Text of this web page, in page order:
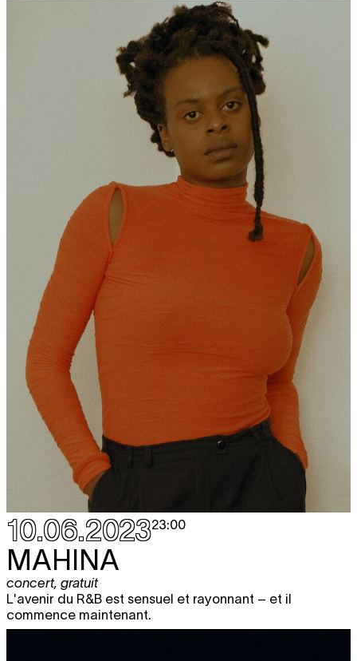
10.06.202323:00
MAHINA
concert, gratuit
L'avenir du R&B est sensuel et rayonnant – et il
commence maintenant.